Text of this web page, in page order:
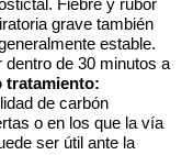
Fiebre y rubor
grave también
estable.
de 30 minutos a
tratamiento:
de carbón
o en los que la vía
ser útil ante la